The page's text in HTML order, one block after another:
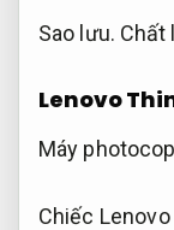
Sao lưu. Chất
Lenovo
Máy
Chiếc